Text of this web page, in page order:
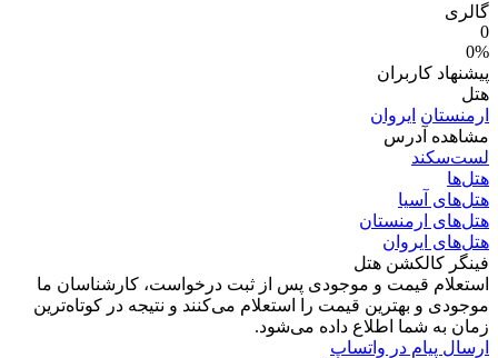
گالری
0
0%
پیشنهاد کاربران
هتل
ارمنستان ایروان
مشاهده آدرس
لست‌سکند
هتل‌ها
هتل‌های آسیا
هتل‌های ارمنستان
هتل‌های ایروان
فینگر کالکشن هتل
استعلام قیمت و موجودی پس از ثبت درخواست، کارشناسان ما
موجودی و بهترین قیمت را استعلام می‌کنند و نتیجه در کوتاه‌ترین
زمان به شما اطلاع داده می‌شود.
ارسال پیام در واتساپ